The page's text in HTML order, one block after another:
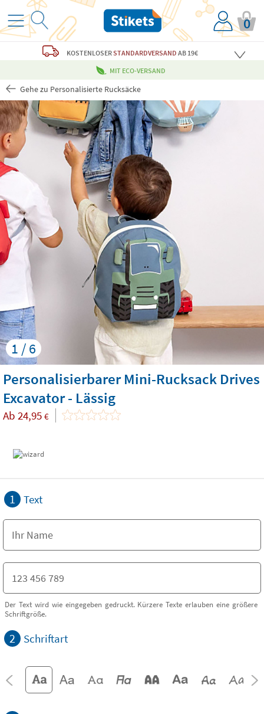
0
KOSTENLOSERSTANDARDVERSAND AB 19€
MIT ECO-VERSAND
Gehe zu Personalisierte Rucksäcke
1 / 6
Personalisierbarer Mini-Rucksack Drives
Excavator - Lässig
Ab 24,95 €
1 Text
Der Text wird wie eingegeben gedruckt. Kürzere Texte erlauben eine größere
Schriftgröße.
2 Schriftart